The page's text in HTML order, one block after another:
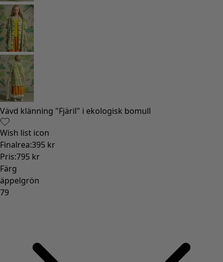
Lantlig inredning
Rolig inredning
Färgglad inredning
Blommig inredning
Natur
Bohemisk inredning
Skandinavisk inredning
Mysig inredning